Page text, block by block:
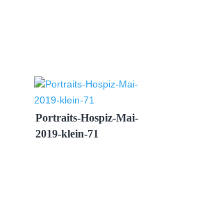
Portraits-Hospiz-Mai-
2019-klein-71